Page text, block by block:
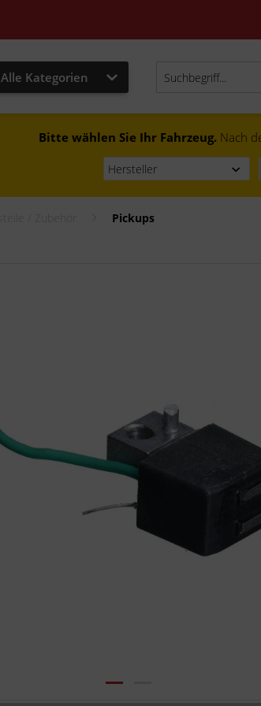
Alle Kategorien
Bitte wählen Sie Ihr Fahrzeug. Nach
Pickups